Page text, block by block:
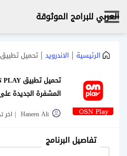
العربي للبرامج الموثوقة
الرئيسية | الاندرويد | تحميل تطبيق OSN PLAY للاندرويد شاهد الافلام المشفرة الجديدة على جوالك 2020
المشفرة الجديدة على
Haneen Ali
| اخر
تفاصيل البرنامج